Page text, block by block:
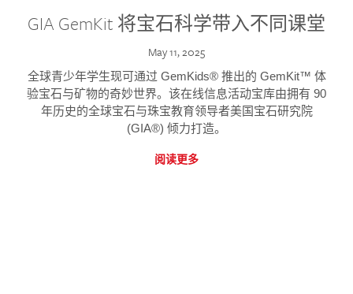
GIA GemKit 将宝石科学带入不同课堂
May 11, 2025
全球青少年学生现可通过 GemKids® 推出的 GemKit™ 体
验宝石与矿物的奇妙世界。该在线信息活动宝库由拥有 90
年历史的全球宝石与珠宝教育领导者美国宝石研究院
(GIA®) 倾力打造。
阅读更多